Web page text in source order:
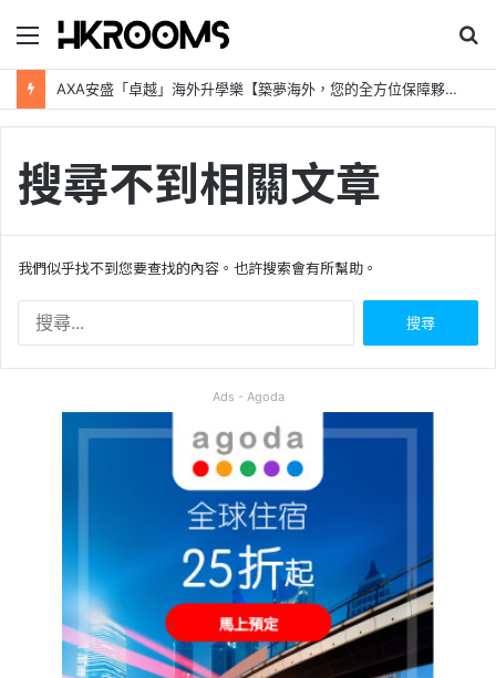
錄
尋
新加坡航空【2026年全球航線大優惠】樟宜機場世界級設施帶您環遊世界！
搜尋不到相關文章
我們似乎找不到您要查找的內容。也許搜索會有所幫助。
:
Ads - Agoda